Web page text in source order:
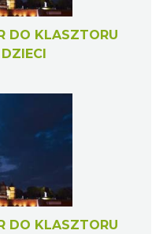
DO KLASZTORU
DO KLASZTORU